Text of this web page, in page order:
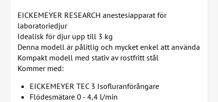
EICKEMEYER RESEARCH anestesiapparat för
laboratoriedjur
Idealisk för djur upp till 3 kg
Denna modell är pålitlig och mycket enkel att använda
Kompakt modell med stativ av rostfritt stål
Kommer med:
EICKEMEYER TEC 3 Isofluranförångare
Flödesmätare 0 - 4,4 l/min